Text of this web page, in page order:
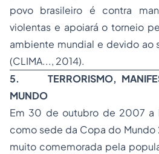
povo brasileiro é contra
violentas e apoiará o torneio
ambiente mundial e devido ao
(CLIMA..., 2014).
5. TERRORISMO,
MUNDO
Em 30 de outubro de 2007 a
como sede da Copa do Mundo
muito comemorada pela